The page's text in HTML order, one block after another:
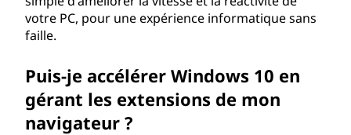
votre PC, pour une expérience informatique sans
faille.
Puis-je accélérer Windows 10 en
gérant les extensions de mon
navigateur ?